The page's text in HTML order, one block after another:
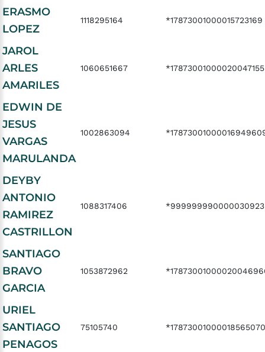
ERASMO
LOPEZ
1118295164 *17873001000015723169
JAROL
ARLES
AMARILES
1060651667 *17873001000020047155
EDWIN DE
JESUS
VARGAS
MARULANDA
1002863094
DEYBY
ANTONIO
RAMIREZ
CASTRILLON
1088317406
SANTIAGO
BRAVO
GARCIA
1053872962
URIEL
SANTIAGO
PENAGOS
75105740 *17873001000018565070